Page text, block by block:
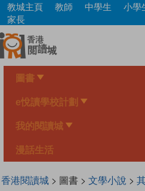
Skip
main
content
教城主頁 教師 中學生
小學
家長
圖書
e悅讀學校計劃
我的閱讀城
漫話生活
香港閱讀城> 圖書 > 文學小說 >